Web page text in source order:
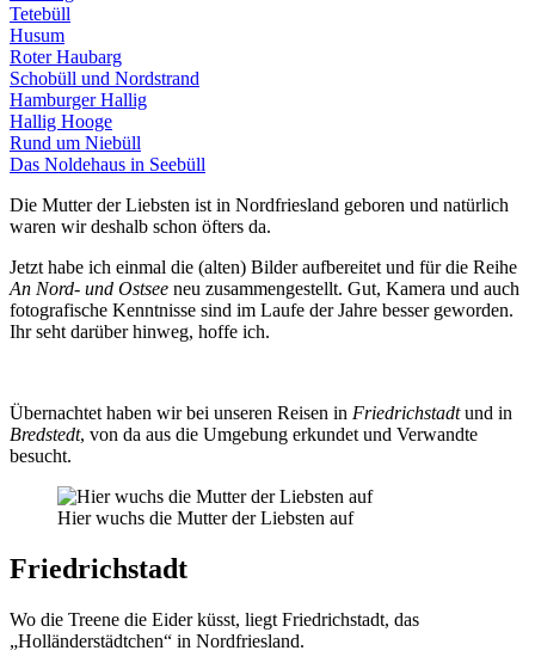
Tetebüll
Husum
Roter Haubarg
Schobüll und Nordstrand
Hamburger Hallig
Hallig Hooge
Rund um Niebüll
Das Noldehaus in Seebüll
Die Mutter der Liebsten ist in Nordfriesland geboren und natürlich
waren wir deshalb schon öfters da.
Jetzt habe ich einmal die (alten) Bilder aufbereitet und für die Reihe
An Nord- und Ostsee neu zusammengestellt. Gut, Kamera und auch
fotografische Kenntnisse sind im Laufe der Jahre besser geworden.
Ihr seht darüber hinweg, hoffe ich.
Übernachtet haben wir bei unseren Reisen in Friedrichstadtund in
Bredstedt, von da aus die Umgebung erkundet und Verwandte
besucht.
Hier wuchs die Mutter der Liebsten auf
Friedrichstadt
Wo die Treene die Eider küsst, liegt Friedrichstadt, das
„Holländerstädtchen“ in Nordfriesland.